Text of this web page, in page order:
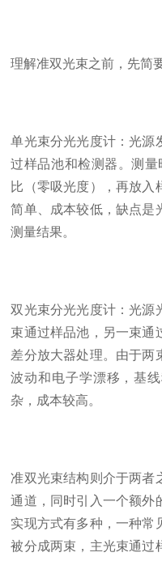
理解准双光束之前，先简
单光束分光光度计：光源
过样品池和检测器。测
比（零吸光度），再放入
简单、成本较低，缺点是
测量结果。
双光束分光光度计：光源
束通过样品池，另一束通
差分放大器处理。由于两
波动和电子学漂移，基
杂，成本较高。
准双光束结构则介于两者
通道，同时引入一个额外
实现方式有多种，一种常
被分成两束，主光束通过